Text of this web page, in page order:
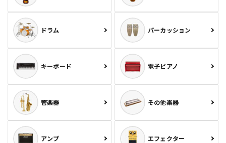
ドラム パーカッション
キーボード 電子ピアノ
管楽器 その他楽器
アンプ エフェクター